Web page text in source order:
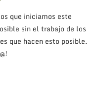
que iniciamos este
sin el trabajo de los
que hacen esto posible.